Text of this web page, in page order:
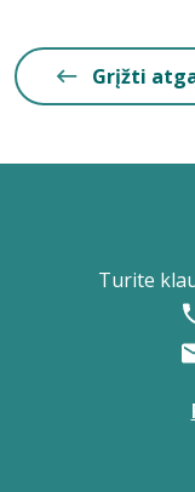
Grįžti
Turite